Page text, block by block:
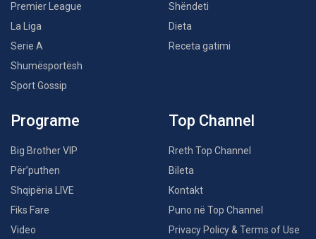
Premier League
La Liga
Serie A
Shumësportësh
Sport Gossip
Shëndeti
Dieta
Receta gatimi
Programe
Big Brother VIP
Për’puthen
Shqipëria LIVE
Fiks Fare
Video
Top Channel
Rreth Top Channel
Bileta
Kontakt
Puno në Top Channel
Privacy Policy & Terms of Use